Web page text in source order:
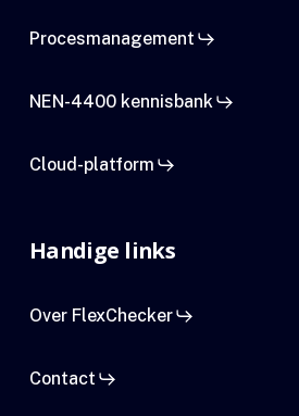
Procesmanagement
NEN-4400 kennisbank
Cloud-platform
Handige links
Over FlexChecker
Contact